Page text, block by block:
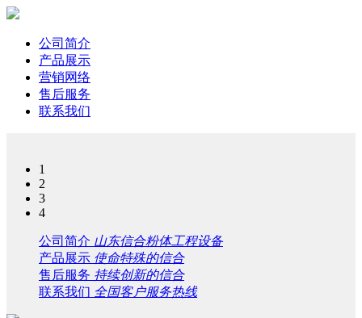
公司简介
产品展示
营销网络
售后服务
联系我们
1
2
3
4
公司简介 山东信合粉体工程设备
产品展示 使命特殊的信合
售后服务 持续创新的信合
联系我们 全国客户服务热线